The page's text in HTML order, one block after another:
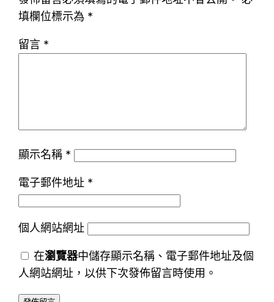
填欄位標示為 *
留言 *
顯示名稱 *
電子郵件地址 *
個人網站網址
在瀏覽器中儲存顯示名稱、電子郵件地址及個
人網站網址，以供下次發佈留言時使用。